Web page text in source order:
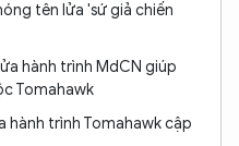
tên lửa 'sứ giả chiến
hành trình MdCN giúp
Tomahawk
hành trình Tomahawk cập